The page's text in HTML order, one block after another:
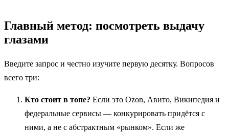
Главный метод: посмотреть выдачу
глазами
Введите запрос и честно изучите первую десятку. Вопросов
всего три:
Кто стоит в топе? Если это Ozon, Авито, Википедия и
федеральные сервисы — конкурировать придётся с
ними, а не с абстрактным «рынком». Если же